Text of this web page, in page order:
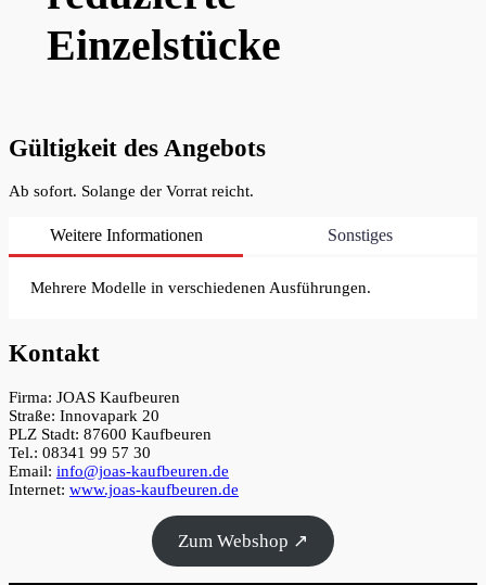
Einzelstücke
Gültigkeit des Angebots
Ab sofort. Solange der Vorrat reicht.
Weitere Informationen Sonstiges
Mehrere Modelle in verschiedenen Ausführungen.
Kontakt
Firma: JOAS Kaufbeuren
Straße: Innovapark 20
PLZ Stadt: 87600 Kaufbeuren
Tel.: 08341 99 57 30
Email: info@joas-kaufbeuren.de
Internet: www.joas-kaufbeuren.de
Zum Webshop ↗